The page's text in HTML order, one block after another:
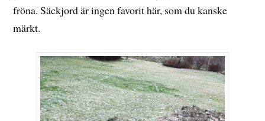
fröna. Säckjord är ingen favorit här, som du kanske
märkt.